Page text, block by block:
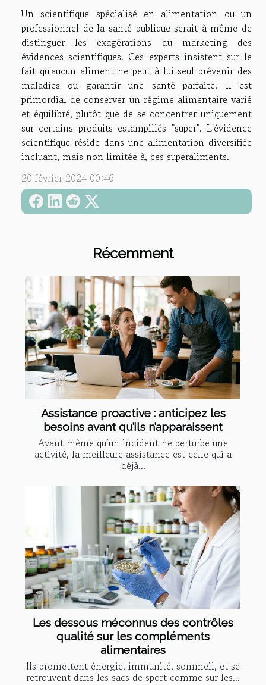
Récemment
Assistance proactive : anticipez les
besoins avant qu’ils n’apparaissent
Avant même qu’un incident ne perturbe une
activité, la meilleure assistance est celle qui a
déjà...
Les dessous méconnus des contrôles
qualité sur les compléments
alimentaires
Ils promettent énergie, immunité, sommeil, et se
retrouvent dans les sacs de sport comme sur les...
Un scientifique spécialisé en alimentation ou un
professionnel de la santé publique serait à même de
distinguer les exagérations du marketing des
évidences scientifiques. Ces experts insistent sur le
fait qu'aucun aliment ne peut à lui seul prévenir des
maladies ou garantir une santé parfaite. Il est
primordial de conserver un régime alimentaire varié
et équilibré, plutôt que de se concentrer uniquement
sur certains produits estampillés "super". L'évidence
scientifique réside dans une alimentation diversifiée
incluant, mais non limitée à, ces superaliments.
20 février 2024 00:46